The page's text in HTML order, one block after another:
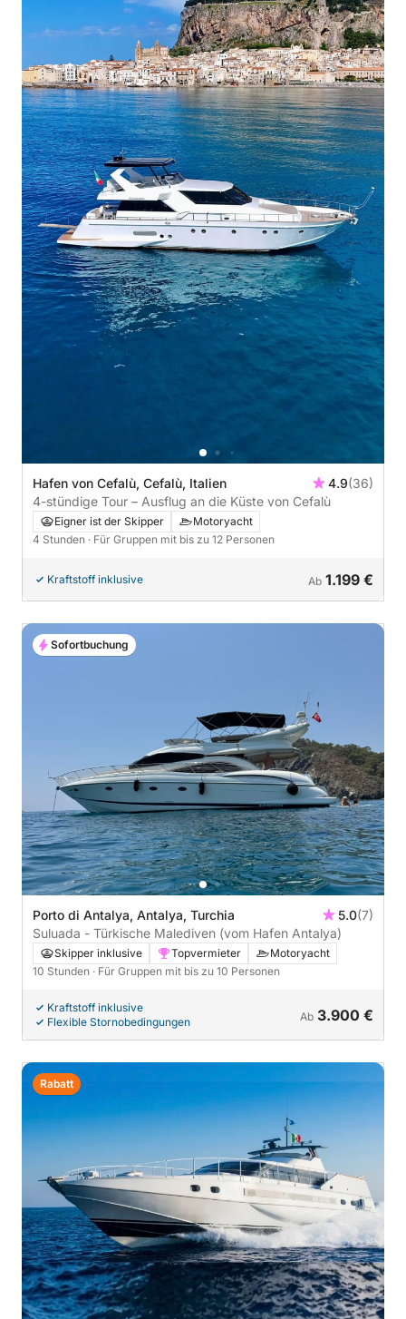
Hafen von Cefalù, Cefalù, Italien 4.9(36)
4-stündige Tour – Ausflug an die Küste von Cefalù
Eigner ist der Skipper
Motoryacht
4 Stunden · Für Gruppen mit bis zu 12 Personen
Kraftstoff inklusive Ab 1.199 €
Porto di Antalya, Antalya, Turchia 5.0(7)
Suluada - Türkische Malediven (vom Hafen Antalya)
Skipper inklusive Topvermieter
Motoryacht
10 Stunden · Für Gruppen mit bis zu 10 Personen
Kraftstoff inklusive
Flexible Stornobedingungen
Ab 3.900 €
Sofortbuchung
Rabatt